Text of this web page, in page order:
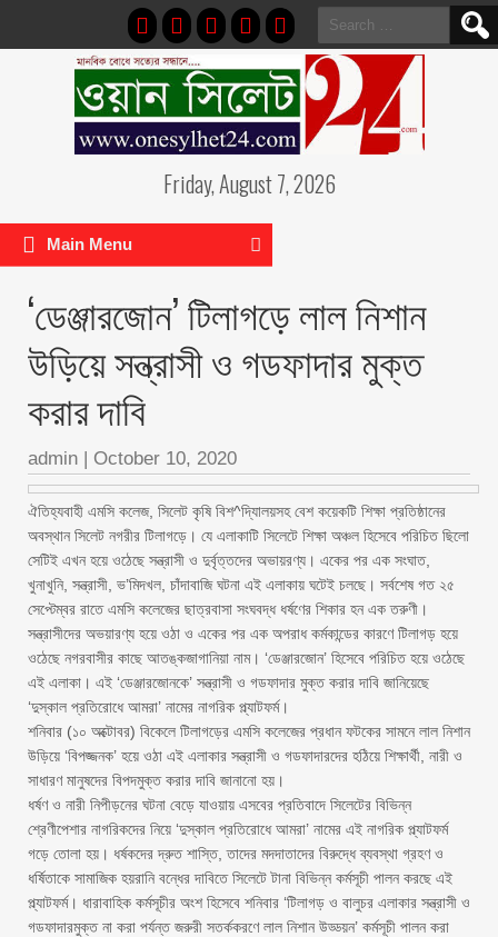
Search
for:
Friday, August 7, 2026
Main Menu
‘ডেঞ্জারজোন’ টিলাগড়ে লাল নিশান
উড়িয়ে সন্ত্রাসী ও গডফাদার মুক্ত
করার দাবি
admin | October 10, 2020
ঐতিহ্যবাহী এমসি কলেজ, সিলেট কৃষি বিশ^দ্যিালয়সহ বেশ কয়েকটি শিক্ষা প্রতিষ্ঠানের
অবস্থান সিলেট নগরীর টিলাগড়ে। যে এলাকাটি সিলেটে শিক্ষা অঞ্চল হিসেবে পরিচিত ছিলো
সেটিই এখন হয়ে ওঠেছে সন্ত্রাসী ও দুর্বৃত্তদের অভায়রণ্য। একের পর এক সংঘাত,
খুনাখুনি, সন্ত্রাসী, ভ’মিদখল, চাঁদাবাজি ঘটনা এই এলাকায় ঘটেই চলছে। সর্বশেষ গত ২৫
সেপ্টেম্বর রাতে এমসি কলেজের ছাত্রবাসা সংঘবদ্ধ ধর্ষণের শিকার হন এক তরুণী।
সন্ত্রাসীদের অভয়ারণ্য হয়ে ওঠা ও একের পর এক অপরাধ কর্মকান্ডের কারণে টিলাগড় হয়ে
ওঠেছে নগরবাসীর কাছে আতঙ্কজাগানিয়া নাম। ‘ডেঞ্জারজোন’ হিসেবে পরিচিত হয়ে ওঠেছে
এই এলাকা। এই ‘ডেঞ্জারজোনকে’ সন্ত্রাসী ও গডফাদার মুক্ত করার দাবি জানিয়েছে
‘দুস্কাল প্রতিরোধে আমরা’ নামের নাগরিক প্ল্যাটফর্ম।
শনিবার (১০ অক্টোবর) বিকেলে টিলাগড়ের এমসি কলেজের প্রধান ফটকের সামনে লাল নিশান
উড়িয়ে ‘বিপজ্জনক’ হয়ে ওঠা এই এলাকার সন্ত্রাসী ও গডফাদারদের হঠিয়ে শিক্ষার্থী, নারী ও
সাধারণ মানুষদের বিপদমুক্ত করার দাবি জানানো হয়।
ধর্ষণ ও নারী নিপীড়নের ঘটনা বেড়ে যাওয়ায় এসবের প্রতিবাদে সিলেটের বিভিন্ন
শ্রেণীপেশার নাগরিকদের নিয়ে ‘দুস্কাল প্রতিরোধে আমরা’ নামের এই নাগরিক প্ল্যাটফর্ম
গড়ে তোলা হয়। ধর্ষকদের দ্রুত শাস্তি, তাদের মদদাতাদের বিরুদ্ধে ব্যবস্থা গ্রহণ ও
ধর্ষিতাকে সামাজিক হয়রানি বন্ধের দাবিতে সিলেটে টানা বিভিন্ন কর্মসূচী পালন করছে এই
প্ল্যাটফর্ম। ধারাবাহিক কর্মসূচীর অংশ হিসেবে শনিবার ‘টিলাগড় ও বালুচর এলাকার সন্ত্রাসী ও
গডফাদারমুক্ত না করা পর্যন্ত জরুরী সতর্ককরণে লাল নিশান উড্ডয়ন’ কর্মসূচী পালন করা